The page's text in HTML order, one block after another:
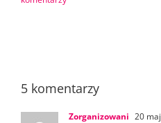
5 komentarzy
Zorganizowani 20